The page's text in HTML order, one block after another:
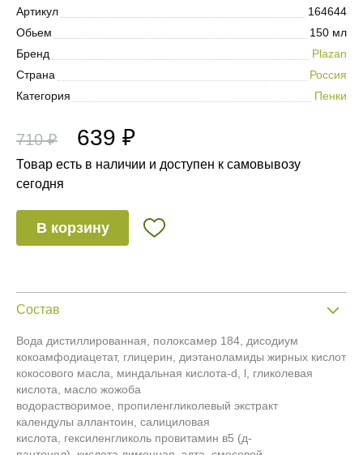
Артикул
164644
Обьем
150 мл
Бренд
Plazan
Страна
Россия
Категория
Пенки
710 ₽ 639 ₽
Товар есть в наличии и доступен к самовывозу
сегодня
В корзину
Состав
Вода дистиллированная, полоксамер 184, дисодиум
кокоамфодиацетат, глицерин, диэтаноламиды жирных кислот
кокосового масла, миндальная кислота-d, l, гликолевая
кислота, масло жожоба
водорастворимое, пропиленгликолевый экстракт
календулы аллантоин, салициловая
кислота, гексиленгликоль провитамин в5 (д-